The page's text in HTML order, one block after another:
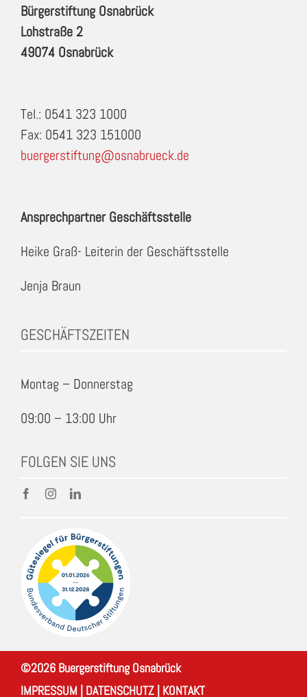
Bürgerstiftung Osnabrück
Lohstraße 2
49074 Osnabrück
Tel.: 0541 323 1000
Fax: 0541 323 151000
buergerstiftung@osnabrueck.de
Ansprechpartner Geschäftsstelle
Heike Graß- Leiterin der Geschäftsstelle
Jenja Braun
GESCHÄFTSZEITEN
Montag – Donnerstag
09:00 – 13:00 Uhr
FOLGEN SIE UNS
©2026 Buergerstiftung Osnabrück
IMPRESSUM | DATENSCHUTZ| KONTAKT